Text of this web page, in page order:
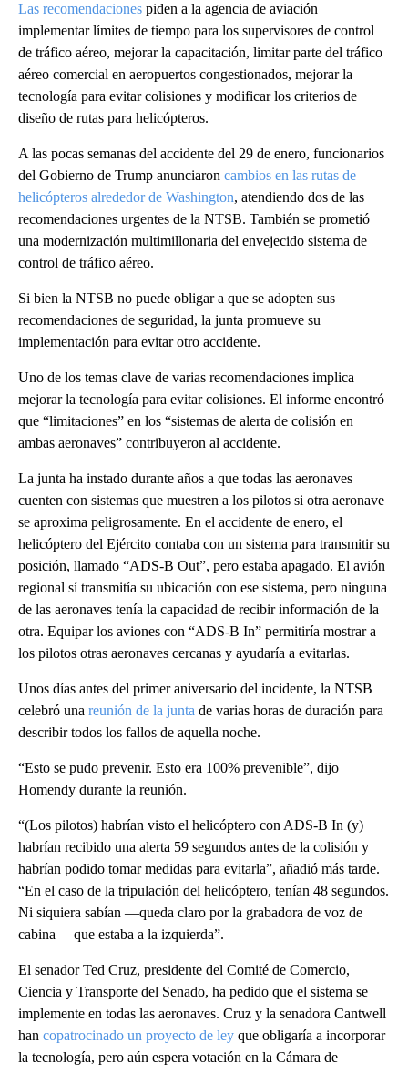
Las recomendaciones piden a la agencia de aviación
implementar límites de tiempo para los supervisores de control
de tráfico aéreo, mejorar la capacitación, limitar parte del tráfico
aéreo comercial en aeropuertos congestionados, mejorar la
tecnología para evitar colisiones y modificar los criterios de
diseño de rutas para helicópteros.
A las pocas semanas del accidente del 29 de enero, funcionarios
del Gobierno de Trump anunciaron cambios en las rutas de
helicópteros alrededor de Washington, atendiendo dos de las
recomendaciones urgentes de la NTSB. También se prometió
una modernización multimillonaria del envejecido sistema de
control de tráfico aéreo.
Si bien la NTSB no puede obligar a que se adopten sus
recomendaciones de seguridad, la junta promueve su
implementación para evitar otro accidente.
Uno de los temas clave de varias recomendaciones implica
mejorar la tecnología para evitar colisiones. El informe encontró
que “limitaciones” en los “sistemas de alerta de colisión en
ambas aeronaves” contribuyeron al accidente.
La junta ha instado durante años a que todas las aeronaves
cuenten con sistemas que muestren a los pilotos si otra aeronave
se aproxima peligrosamente. En el accidente de enero, el
helicóptero del Ejército contaba con un sistema para transmitir su
posición, llamado “ADS-B Out”, pero estaba apagado. El avión
regional sí transmitía su ubicación con ese sistema, pero ninguna
de las aeronaves tenía la capacidad de recibir información de la
otra. Equipar los aviones con “ADS-B In” permitiría mostrar a
los pilotos otras aeronaves cercanas y ayudaría a evitarlas.
Unos días antes del primer aniversario del incidente, la NTSB
celebró una reunión de la junta de varias horas de duración para
describir todos los fallos de aquella noche.
“Esto se pudo prevenir. Esto era 100% prevenible”, dijo
Homendy durante la reunión.
“(Los pilotos) habrían visto el helicóptero con ADS-B In (y)
habrían recibido una alerta 59 segundos antes de la colisión y
habrían podido tomar medidas para evitarla”, añadió más tarde.
“En el caso de la tripulación del helicóptero, tenían 48 segundos.
Ni siquiera sabían —queda claro por la grabadora de voz de
cabina— que estaba a la izquierda”.
El senador Ted Cruz, presidente del Comité de Comercio,
Ciencia y Transporte del Senado, ha pedido que el sistema se
implemente en todas las aeronaves. Cruz y la senadora Cantwell
han copatrocinado un proyecto de ley que obligaría a incorporar
la tecnología, pero aún espera votación en la Cámara de